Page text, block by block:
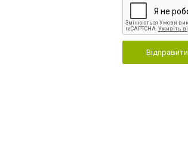
Відправити